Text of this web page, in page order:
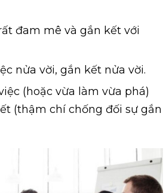
đam mê và gắn kết với
nửa vời, gắn kết nửa vời.
(hoặc vừa làm vừa phá)
(thậm chí chống đối sự gắn